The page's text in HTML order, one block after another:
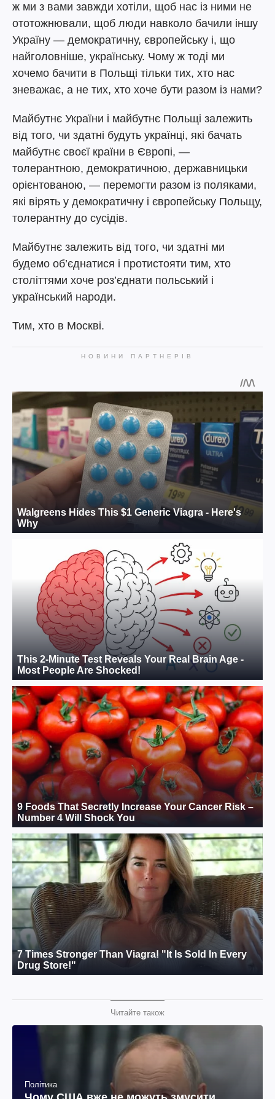
ж ми з вами завжди хотіли, щоб нас із ними не
ототожнювали, щоб люди навколо бачили іншу
Україну — демократичну, європейську і, що
найголовніше, українську. Чому ж тоді ми
хочемо бачити в Польщі тільки тих, хто нас
зневажає, а не тих, хто хоче бути разом із нами?
Майбутнє України і майбутнє Польщі залежить
від того, чи здатні будуть українці, які бачать
майбутнє своєї країни в Європі, —
толерантною, демократичною, державницьки
орієнтованою, — перемогти разом із поляками,
які вірять у демократичну і європейську Польщу,
толерантну до сусідів.
Майбутнє залежить від того, чи здатні ми
будемо об’єднатися і протистояти тим, хто
століттями хоче роз’єднати польський і
український народи.
Тим, хто в Москві.
Читайте також
Політика